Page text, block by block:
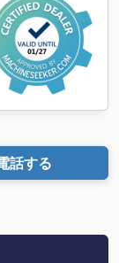
話する